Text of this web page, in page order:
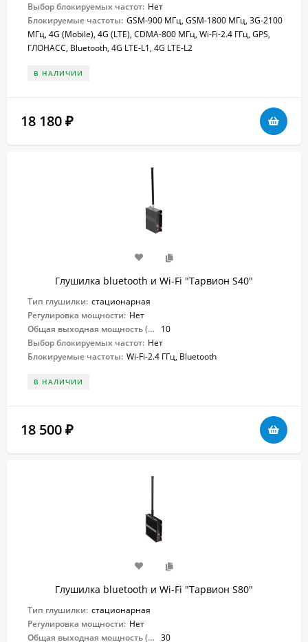
Выбор блокируемых частот: Нет
Блокируемые частоты: GSM-900 МГц, GSM-1800 МГц, 3G-2100
МГц, 4G (Mobile), 4G (LTE), CDMA-800 МГц, Wi-Fi-2.4 ГГц, GPS,
ГЛОНАСС, Bluetooth, 4G LTE-L1, 4G LTE-L2
В НАЛИЧИИ
18 180 ₽
Глушилка bluetooth и Wi-Fi "Тарвион S40"
Тип глушилки: стационарная
Регулировка мощности: Нет
Общая выходная мощность (Вт):
10
Выбор блокируемых частот: Нет
Блокируемые частоты: Wi-Fi-2.4 ГГц, Bluetooth
В НАЛИЧИИ
18 500 ₽
Глушилка bluetooth и Wi-Fi "Тарвион S80"
Тип глушилки: стационарная
Регулировка мощности: Нет
Общая выходная мощность (Вт): 30